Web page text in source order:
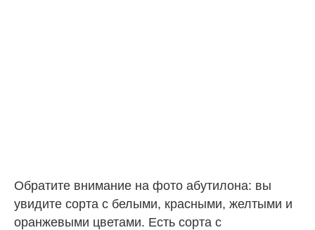
Обратите внимание на фото абутилона: вы
увидите сорта с белыми, красными, желтыми и
оранжевыми цветами. Есть сорта с